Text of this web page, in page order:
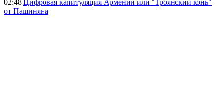
02:48 Цифровая капитуляция Армении или "Троянский конь"
от Пашиняна